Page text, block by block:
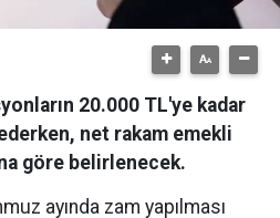
20.000 TL'ye kadar
net rakam emekli
göre belirlenecek.
ayında zam yapılması